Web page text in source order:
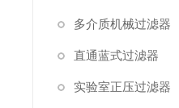
多介质机械过滤器
直通蓝式过滤器
实验室正压过滤器